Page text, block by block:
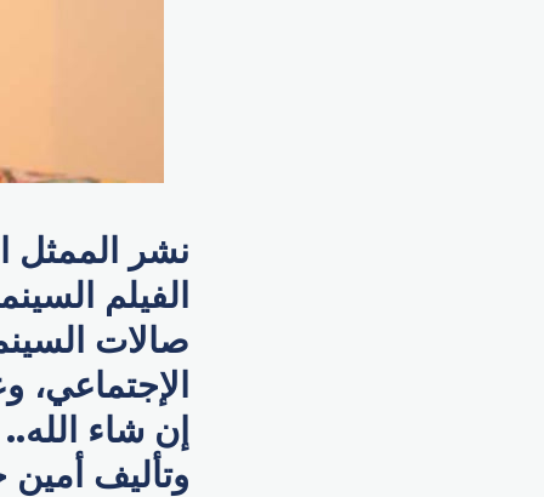
نشر الممثل
الفيلم
صالات
الإجتماعي،
إن شاء
وتأليف ​أمين